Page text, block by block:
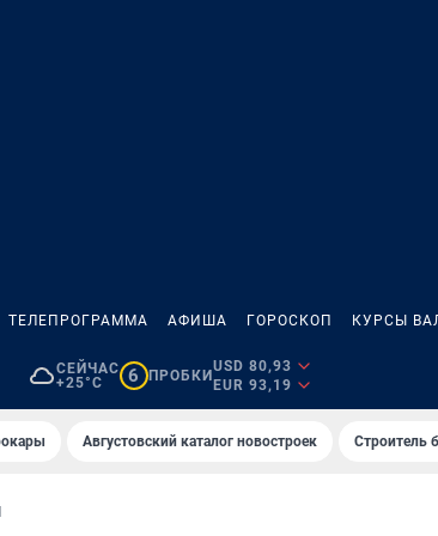
ТЕЛЕПРОГРАММА АФИША ГОРОСКОП КУРСЫ
СЕЙЧАС
+25°C
6 ПРОБКИ
USD 80,93
EUR 93,19
Августовский каталог новостроек Строитель